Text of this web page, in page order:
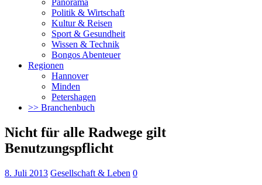
Politik & Wirtschaft
Kultur & Reisen
Sport & Gesundheit
Wissen & Technik
Bongos Abenteuer
Regionen
Hannover
Minden
Petershagen
>> Branchenbuch
Nicht für alle Radwege gilt
Benutzungspflicht
8. Juli 2013 Gesellschaft & Leben 0